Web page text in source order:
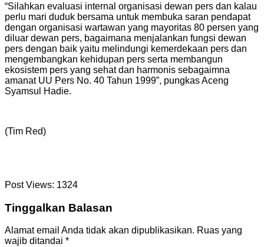
“Silahkan evaluasi internal organisasi dewan pers dan kalau
perlu mari duduk bersama untuk membuka saran pendapat
dengan organisasi wartawan yang mayoritas 80 persen yang
diluar dewan pers, bagaimana menjalankan fungsi dewan
pers dengan baik yaitu melindungi kemerdekaan pers dan
mengembangkan kehidupan pers serta membangun
ekosistem pers yang sehat dan harmonis sebagaimna
amanat UU Pers No. 40 Tahun 1999”, pungkas Aceng
Syamsul Hadie.
(Tim Red)
Post Views: 1324
Tinggalkan Balasan
Alamat email Anda tidak akan dipublikasikan. Ruas yang
wajib ditandai *